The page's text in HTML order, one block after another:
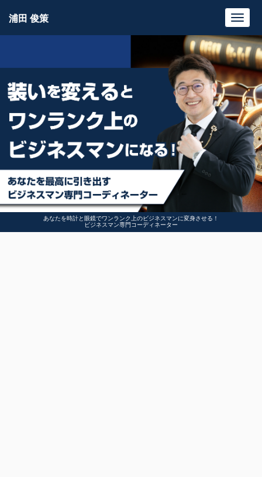
あなたを時計と眼鏡でワンランク上のビジネスマンに変身させる！
ビジネスマン専門コーディネーター
浦田 俊策